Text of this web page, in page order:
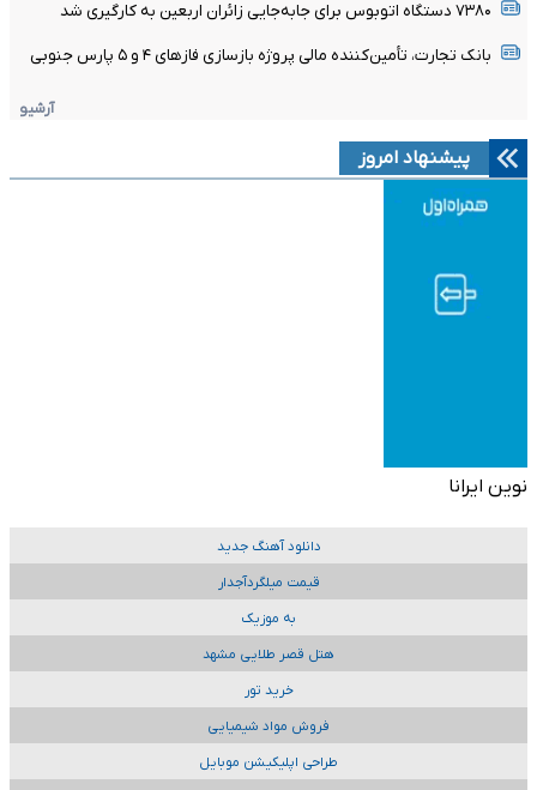
۷۳۸۰ دستگاه اتوبوس برای جابه‌جایی زائران اربعین به‌ کارگیری شد
بانک تجارت، تأمین‌کننده مالی پروژه بازسازی فازهای ۴ و ۵ پارس جنوبی
آرشیو
پیشنهاد امروز
نوین ایرانا
دانلود آهنگ جدید
قیمت میلگردآجدار
به موزیک
هتل قصر طلایی مشهد
خرید تور
فروش مواد شیمیایی
طراحی اپلیکیشن موبایل